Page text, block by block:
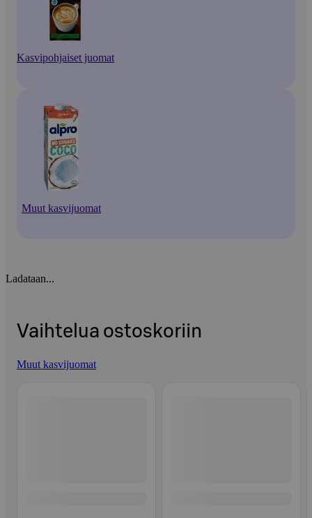
Kasvipohjaiset juomat
Muut kasvijuomat
Ladataan...
Vaihtelua ostoskoriin
Muut kasvijuomat